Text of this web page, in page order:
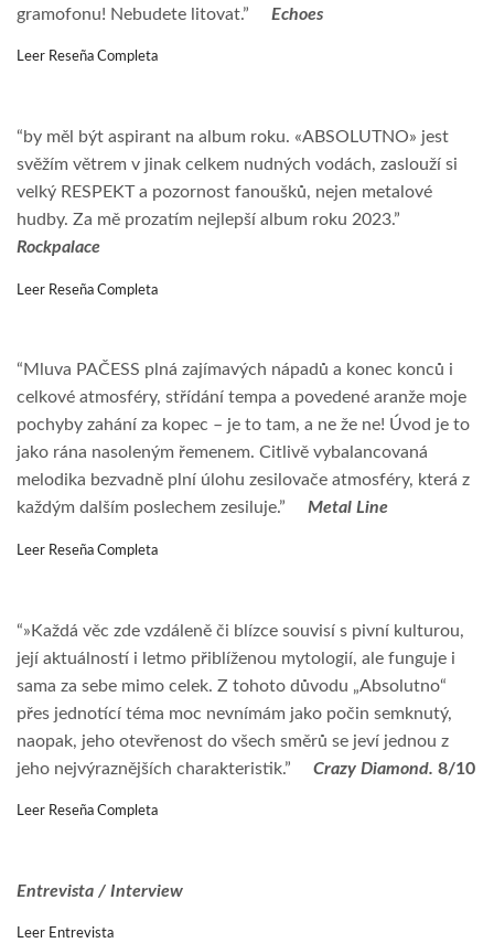
gramofonu! Nebudete litovat.” Echoes
Leer Reseña Completa
“by měl být aspirant na album roku. «ABSOLUTNO» jest
svěžím větrem v jinak celkem nudných vodách, zaslouží si
velký RESPEKT a pozornost fanoušků, nejen metalové
hudby. Za mě prozatím nejlepší album roku 2023.”
Rockpalace
Leer Reseña Completa
“Mluva PAČESS plná zajímavých nápadů a konec konců i
celkové atmosféry, střídání tempa a povedené aranže moje
pochyby zahání za kopec – je to tam, a ne že ne! Úvod je to
jako rána nasoleným řemenem. Citlivě vybalancovaná
melodika bezvadně plní úlohu zesilovače atmosféry, která z
každým dalším poslechem zesiluje.”
Metal Line
Leer Reseña Completa
“»Každá věc zde vzdáleně či blízce souvisí s pivní kulturou,
její aktuálností i letmo přiblíženou mytologií, ale funguje i
sama za sebe mimo celek. Z tohoto důvodu „Absolutno“
přes jednotící téma moc nevnímám jako počin semknutý,
naopak, jeho otevřenost do všech směrů se jeví jednou z
jeho nejvýraznějších charakteristik.”
Crazy Diamond. 8/10
Leer Reseña Completa
Entrevista / Interview
Leer Entrevista